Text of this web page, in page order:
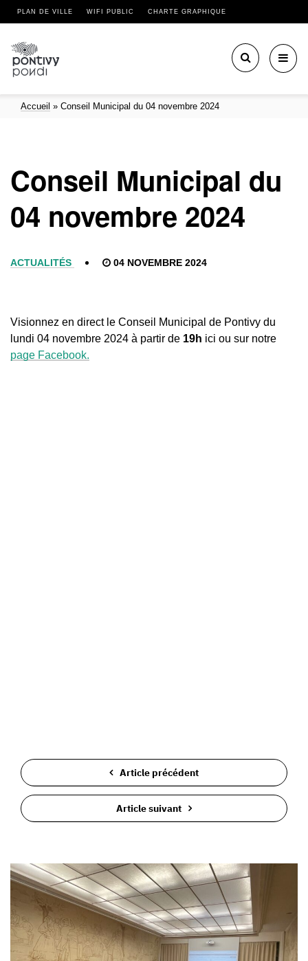
PLAN DE VILLE WIFI PUBLIC CHARTE GRAPHIQUE
Accueil » Conseil Municipal du 04 novembre 2024
Conseil Municipal du
04 novembre 2024
ACTUALITÉS 04 NOVEMBRE 2024
Visionnez en direct le Conseil Municipal de Pontivy du
lundi 04 novembre 2024 à partir de 19h ici ou sur notre
page Facebook.
Article précédent
Article suivant